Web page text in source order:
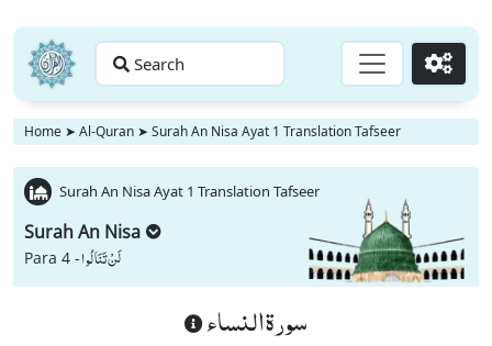
Search Go
Home ➤ Al-Quran ➤ Surah An Nisa Ayat 1 Translation Tafseer
Surah An Nisa Ayat 1 Translation Tafseer
Surah An Nisa
Para 4 -لَنْ تَنَالُوا
سورة النساء